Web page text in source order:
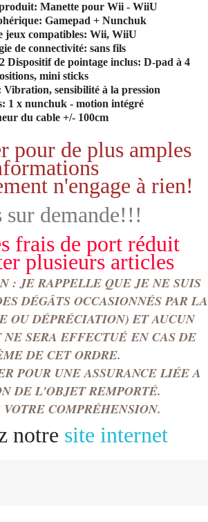
Manette pour Wii - WiiU
Gamepad + Nunchuk
jeux compatibles: Wii, WiiU
de connectivité: sans fils
Dispositif de pointage inclus: D-pad à 4
mini sticks
sensibilité à la pression
1 x nunchuk - motion intégré
du cable +/- 100cm
pour de plus amples
n'engage à rien!
sur demande!!!
frais de port réduit
plusieurs articles
: JE RAPPELLE QUE JE NE SUIS
DÉGÂTS OCCASIONNÉS PAR LA
OU DÉPRÉCIATION) ET AUCUN
SERA EFFECTUÉ EN CAS DE
DE CET ORDRE.
POUR UNE ASSURANCE LIÉE A
DE L'OBJET REMPORTÉ.
COMPRÉHENSION.
notre site internet